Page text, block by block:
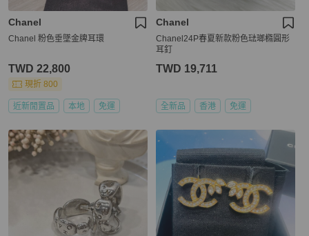
Chanel
Chanel 粉色垂墜金牌耳環
TWD 22,800
現折 800
近新閒置品 本地 免運
Chanel
Chanel24P春夏新款粉色琺瑯橢圓形
耳釘
TWD 19,711
全新品 香港 免運